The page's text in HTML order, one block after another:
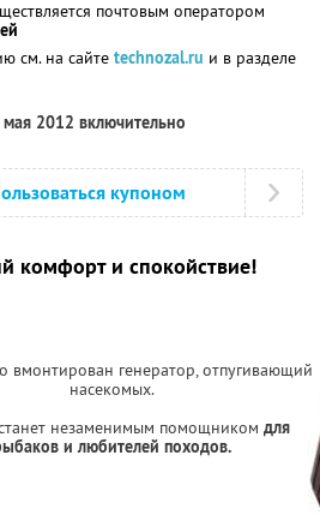
почтовым оператором
см. на сайте technozal.ru и в разделе
2012 включительно
купоном
комфорт и спокойствие!
вмонтирован генератор, отпугивающий
насекомых.
незаменимым помощником для
и любителей походов.